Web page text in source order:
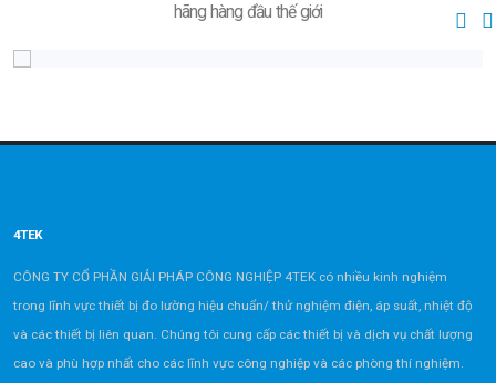
hãng hàng đầu thế giới
4TEK
CÔNG TY CỔ PHẦN GIẢI PHÁP CÔNG NGHIỆP 4TEK có nhiều kinh nghiệm
trong lĩnh vực thiết bị đo lường hiệu chuẩn/ thử nghiệm điện, áp suất, nhiệt độ
và các thiết bị liên quan. Chúng tôi cung cấp các thiết bị và dịch vụ chất lượng
cao và phù hợp nhất cho các lĩnh vực công nghiệp và các phòng thí nghiệm.